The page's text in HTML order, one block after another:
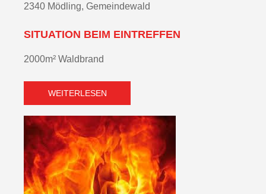
2340 Mödling, Gemeindewald
SITUATION BEIM EINTREFFEN
2000m² Waldbrand
WEITERLESEN